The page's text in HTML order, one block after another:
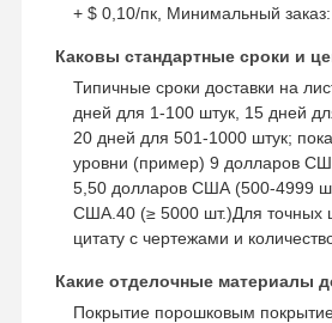
+ $ 0,10/пк, Минимальный заказ:
Каковы стандартные сроки и
Типичные сроки доставки на
дней для 1-100 штук, 15 дней
20 дней для 501-1000 штук;
уровни (пример) 9 долларов
5,50 долларов США (500-4999
США.40 (≥ 5000 шт.)Для точных
цитату с чертежами и
Какие отделочные материалы
Покрытие порошковым